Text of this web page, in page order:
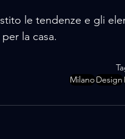
le tendenze e gli
la casa.
MilanoDesign